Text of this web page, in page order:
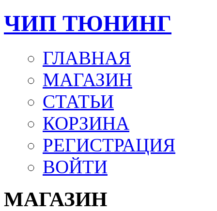
ЧИП ТЮНИНГ
ГЛАВНАЯ
МАГАЗИН
СТАТЬИ
КОРЗИНА
РЕГИСТРАЦИЯ
ВОЙТИ
МАГАЗИН